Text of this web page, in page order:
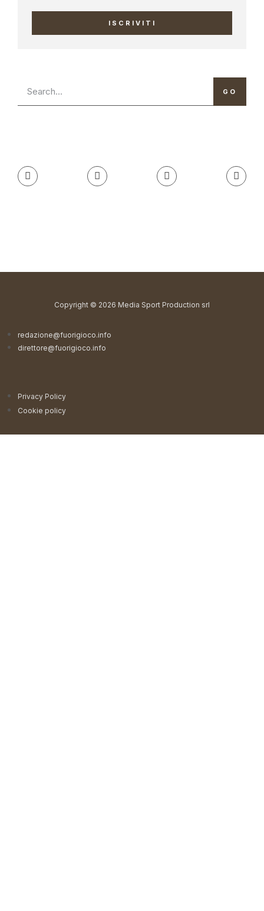
ISCRIVITI
GO
Copyright © 2026 Media Sport Production srl
redazione@fuorigioco.info
direttore@fuorigioco.info
Privacy Policy
Cookie policy